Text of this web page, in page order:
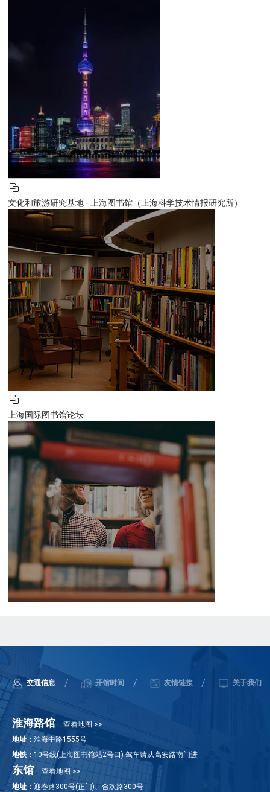
文化和旅游研究基地 - 上海图书馆（上海科学技术情报研究所）
上海国际图书馆论坛
交通信息 / 开馆时间 / 友情链接 / 关于我们
淮海路馆
查看地图 >>
地址： 淮海中路1555号
地铁： 10号线(上海图书馆站2号口) 驾车请从高安路南门进
东馆
查看地图 >>
地址： 迎春路300号(正门)、合欢路300号